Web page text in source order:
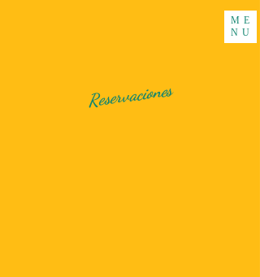
ME
NU
Reservaciones